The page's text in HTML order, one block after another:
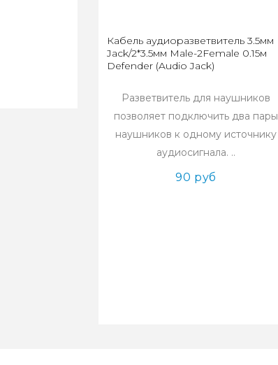
Кабель аудиоразветвитель 3.5мм
Jack/2*3.5мм Male-2Female 0.15м
Defender (Audio Jack)
Разветвитель для наушников
позволяет подключить два пары
наушников к одному источнику
аудиосигнала. ..
90 руб